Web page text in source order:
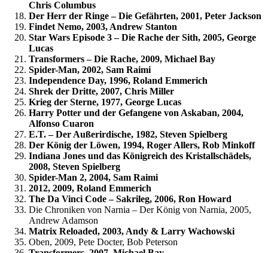
Chris Columbus
Der Herr der Ringe – Die Gefährten, 2001, Peter Jackson
Findet Nemo, 2003, Andrew Stanton
Star Wars Episode 3 – Die Rache der Sith, 2005, George
Lucas
Transformers – Die Rache, 2009, Michael Bay
Spider-Man, 2002, Sam Raimi
Independence Day, 1996, Roland Emmerich
Shrek der Dritte, 2007, Chris Miller
Krieg der Sterne, 1977, George Lucas
Harry Potter und der Gefangene von Askaban, 2004,
Alfonso Cuaron
E.T. – Der Außerirdische, 1982, Steven Spielberg
Der König der Löwen, 1994, Roger Allers, Rob Minkoff
Indiana Jones und das Königreich des Kristallschädels,
2008, Steven Spielberg
Spider-Man 2, 2004, Sam Raimi
2012, 2009, Roland Emmerich
The Da Vinci Code – Sakrileg, 2006, Ron Howard
Die Chroniken von Narnia – Der König von Narnia, 2005,
Andrew Adamson
Matrix Reloaded, 2003, Andy & Larry Wachowski
Oben, 2009, Pete Docter, Bob Peterson